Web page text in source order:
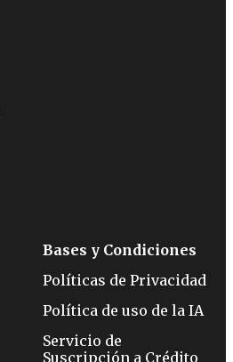
Bases y Condiciones
Políticas de Privacidad
Política de uso de la IA
Servicio de
Suscripción a Crédito